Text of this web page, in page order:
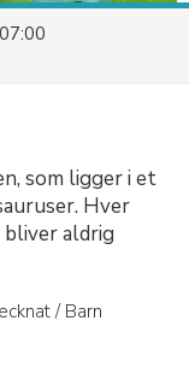
som ligger i et
Hver
aldrig
/ Barn